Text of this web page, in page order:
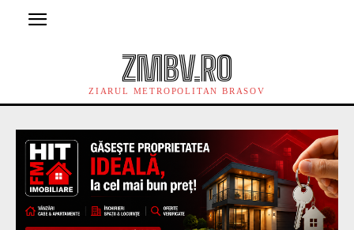
ZMBV.RO
ZIARUL METROPOLITAN BRASOV